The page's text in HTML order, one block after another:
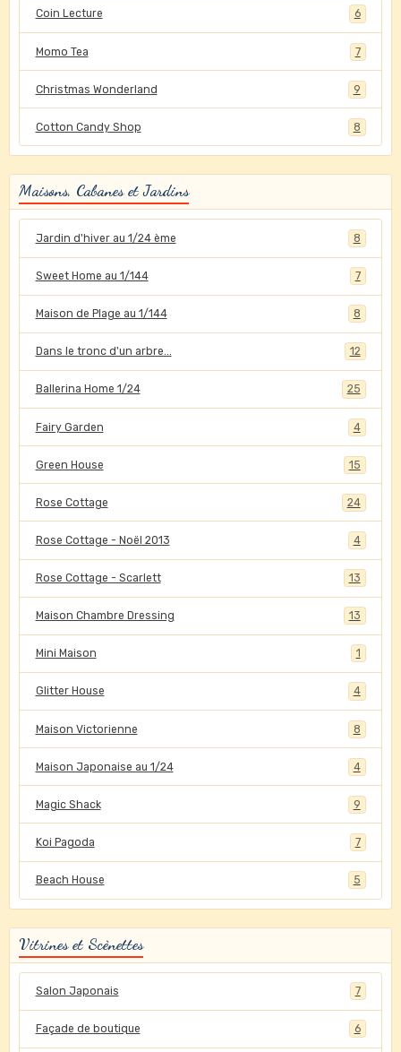
Coin Lecture 6
Momo Tea 7
Christmas Wonderland 9
Cotton Candy Shop 8
Maisons, Cabanes et Jardins
Jardin d'hiver au 1/24 ème 8
Sweet Home au 1/144 7
Maison de Plage au 1/144 8
Dans le tronc d'un arbre... 12
Ballerina Home 1/24 25
Fairy Garden 4
Green House 15
Rose Cottage 24
Rose Cottage - Noël 2013 4
Rose Cottage - Scarlett 13
Maison Chambre Dressing 13
Mini Maison 1
Glitter House 4
Maison Victorienne 8
Maison Japonaise au 1/24 4
Magic Shack 9
Koi Pagoda 7
Beach House 5
Vitrines et Scènettes
Salon Japonais 7
Façade de boutique 6